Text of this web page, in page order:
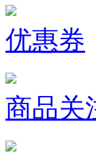
优惠券
商品关